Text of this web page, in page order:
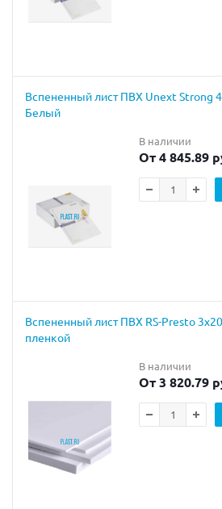
Вспененный лист ПВХ Unext Strong
Белый
В наличии
От 4 845.89
Вспененный лист ПВХ RS-Presto
пленкой
В наличии
От 3 820.79